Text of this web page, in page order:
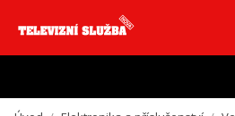
Vzhledem k aktuální situaci se může
zpozdit. Děkujeme za